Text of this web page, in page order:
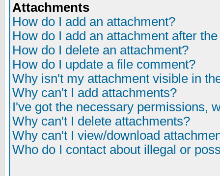
Attachments
How do I add an attachment?
How do I add an attachment after
How do I delete an attachment?
How do I update a file comment?
Why isn't my attachment visible in
Why can't I add attachments?
I've got the necessary permissions,
Why can't I delete attachments?
Why can't I view/download
Who do I contact about illegal or